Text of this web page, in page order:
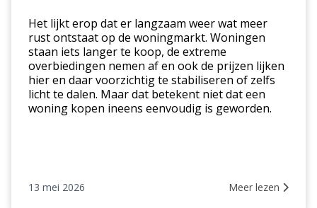
deze
markt
Het lijkt erop dat er langzaam weer wat meer
rust ontstaat op de woningmarkt. Woningen
staan iets langer te koop, de extreme
overbiedingen nemen af en ook de prijzen lijken
hier en daar voorzichtig te stabiliseren of zelfs
licht te dalen. Maar dat betekent niet dat een
woning kopen ineens eenvoudig is geworden.
13 mei 2026 Meer lezen